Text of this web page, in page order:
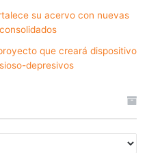
su acervo con nuevas
que creará dispositivo
depresivos